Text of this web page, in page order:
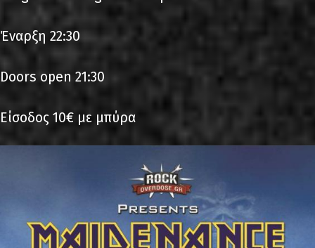
Έναρξη 22:30
Doors open 21:30
Είσοδος 10€ με μπύρα